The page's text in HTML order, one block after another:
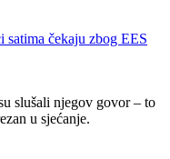
čekaju zbog EES
slušali njegov govor – to
u sjećanje.